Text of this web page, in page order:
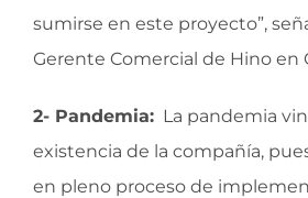
sumirse en este proyecto”,
Gerente Comercial de Hino en
2- Pandemia: La pandemia
existencia de la compañía,
en pleno proceso de